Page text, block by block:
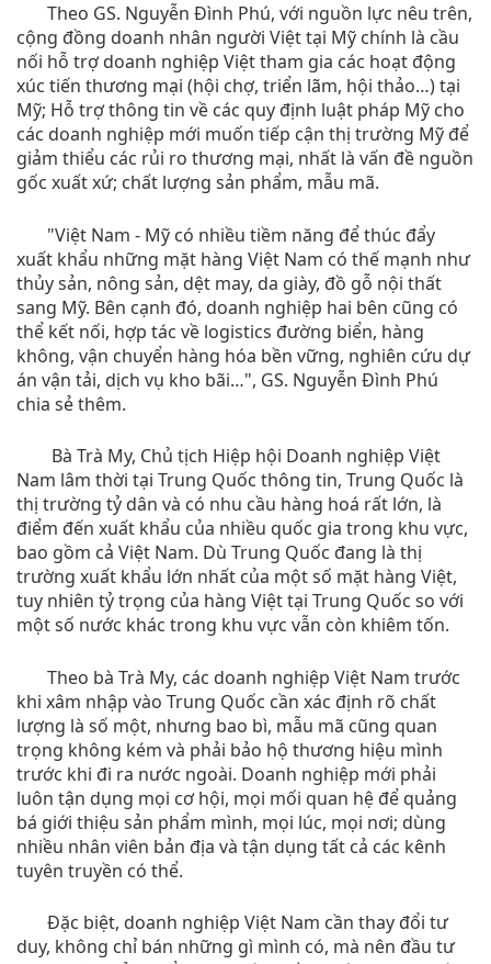
Theo GS. Nguyễn Đình Phú, với nguồn lực nêu trên,
cộng đồng doanh nhân người Việt tại Mỹ chính là cầu
nối hỗ trợ doanh nghiệp Việt tham gia các hoạt động
xúc tiến thương mại (hội chợ, triển lãm, hội thảo…) tại
Mỹ; Hỗ trợ thông tin về các quy định luật pháp Mỹ cho
các doanh nghiệp mới muốn tiếp cận thị trường Mỹ để
giảm thiểu các rủi ro thương mại, nhất là vấn đề nguồn
gốc xuất xứ; chất lượng sản phẩm, mẫu mã.
"Việt Nam - Mỹ có nhiều tiềm năng để thúc đẩy
xuất khẩu những mặt hàng Việt Nam có thế mạnh như
thủy sản, nông sản, dệt may, da giày, đồ gỗ nội thất
sang Mỹ. Bên cạnh đó, doanh nghiệp hai bên cũng có
thể kết nối, hợp tác về logistics đường biển, hàng
không, vận chuyển hàng hóa bền vững, nghiên cứu dự
án vận tải, dịch vụ kho bãi…", GS. Nguyễn Đình Phú
chia sẻ thêm.
Bà Trà My, Chủ tịch Hiệp hội Doanh nghiệp Việt
Nam lâm thời tại Trung Quốc thông tin, Trung Quốc là
thị trường tỷ dân và có nhu cầu hàng hoá rất lớn, là
điểm đến xuất khẩu của nhiều quốc gia trong khu vực,
bao gồm cả Việt Nam. Dù Trung Quốc đang là thị
trường xuất khẩu lớn nhất của một số mặt hàng Việt,
tuy nhiên tỷ trọng của hàng Việt tại Trung Quốc so với
một số nước khác trong khu vực vẫn còn khiêm tốn.
Theo bà Trà My, các doanh nghiệp Việt Nam trước
khi xâm nhập vào Trung Quốc cần xác định rõ chất
lượng là số một, nhưng bao bì, mẫu mã cũng quan
trọng không kém và phải bảo hộ thương hiệu mình
trước khi đi ra nước ngoài. Doanh nghiệp mới phải
luôn tận dụng mọi cơ hội, mọi mối quan hệ để quảng
bá giới thiệu sản phẩm mình, mọi lúc, mọi nơi; dùng
nhiều nhân viên bản địa và tận dụng tất cả các kênh
tuyên truyền có thể.
Đặc biệt, doanh nghiệp Việt Nam cần thay đổi tư
duy, không chỉ bán những gì mình có, mà nên đầu tư